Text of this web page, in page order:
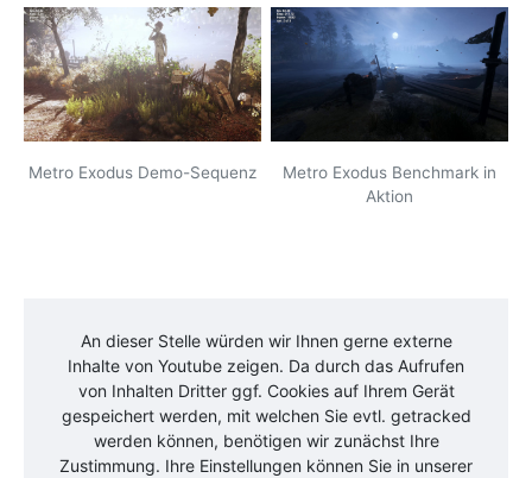
Metro Exodus Demo-Sequenz
Metro Exodus Benchmark in
Aktion
An dieser Stelle würden wir Ihnen gerne externe
Inhalte von Youtube zeigen. Da durch das Aufrufen
von Inhalten Dritter ggf. Cookies auf Ihrem Gerät
gespeichert werden, mit welchen Sie evtl. getracked
werden können, benötigen wir zunächst Ihre
Zustimmung. Ihre Einstellungen können Sie in unserer